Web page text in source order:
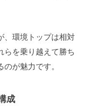
、環境トップは相対
らを乗り越えて勝ち
が魅力です。
成